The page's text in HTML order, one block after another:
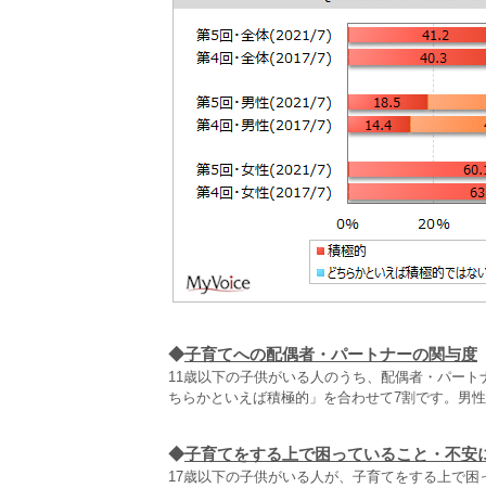
◆子育てへの配偶者・パートナーの関与度
11歳以下の子供がいる人のうち、配偶者・パー
ちらかといえば積極的」を合わせて7割です。男
◆子育てをする上で困っていること・不安
17歳以下の子供がいる人が、子育てをする上で